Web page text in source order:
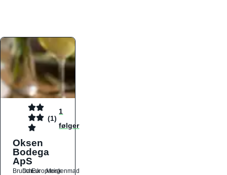
(1)
1
følger
Oksen
Bodega
ApS
Brunch
DanskEuropæiskMorgenmad